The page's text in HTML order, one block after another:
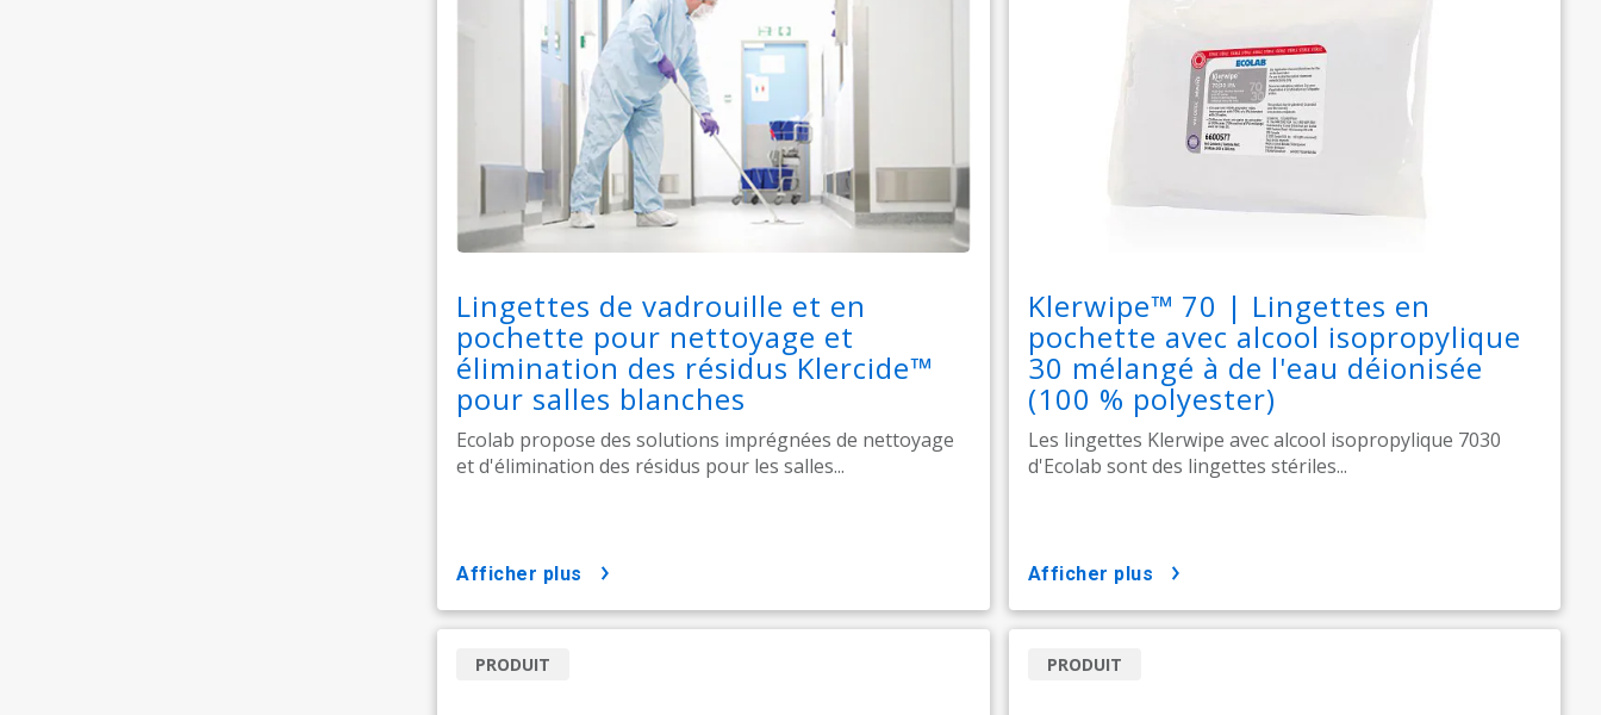
Lingettes de vadrouille et en
pochette pour nettoyage et
élimination des résidus Klercide™
pour salles blanches
Ecolab propose des solutions imprégnées de nettoyage
et d'élimination des résidus pour les salles...
afficher plus
Klerwipe™ 70 | Lingettes en
pochette avec alcool isopropylique
30 mélangé à de l'eau déionisée
(100 % polyester)
Les lingettes Klerwipe avec alcool isopropylique 7030
d'Ecolab sont des lingettes stériles...
afficher plus
PRODUIT PRODUIT